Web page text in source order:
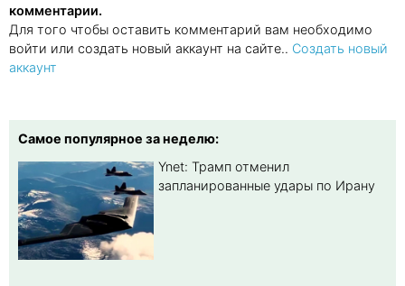
комментарии.
Для того чтобы оставить комментарий вам необходимо
войти или создать новый аккаунт на сайте.. Создать новый
аккаунт
Самое популярное за неделю:
Ynet: Трамп отменил
запланированные удары по Ирану